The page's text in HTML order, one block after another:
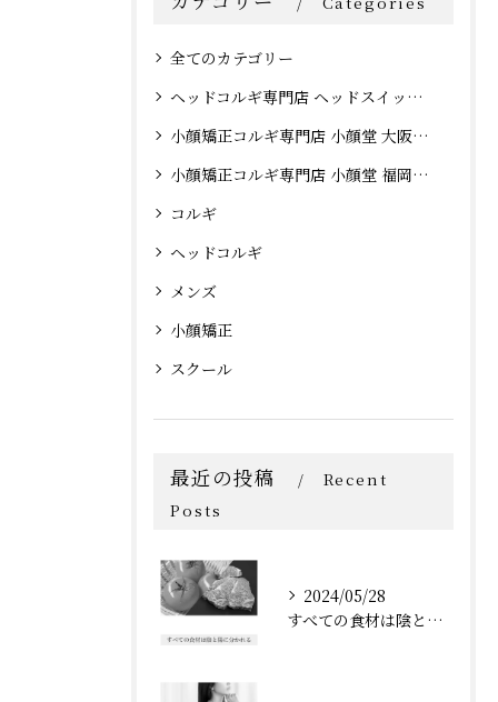
全てのカテゴリー
ヘッドコルギ専門店 ヘッドスイッチ 大阪心斎橋店
小顔矯正コルギ専門店 小顔堂 大阪心斎橋店
小顔矯正コルギ専門店 小顔堂 福岡天神店
コルギ
ヘッドコルギ
メンズ
小顔矯正
スクール
最近の投稿
Recent
Posts
2024/05/28
すべての食材は陰と陽に分かれる